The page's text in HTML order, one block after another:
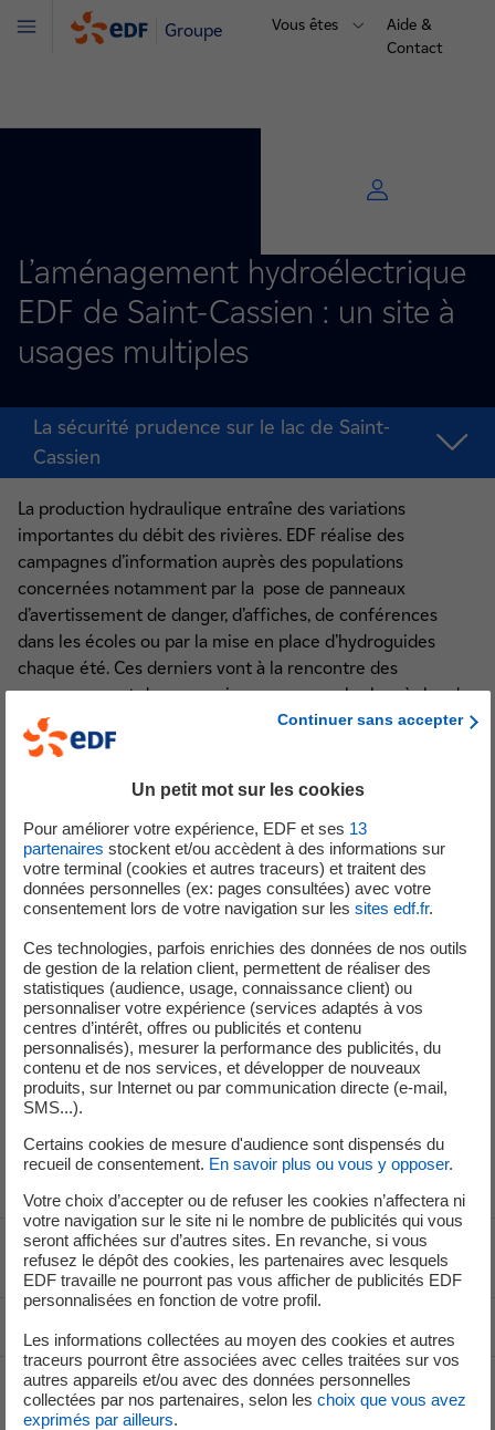
Groupe Vous êtes
Aide &
Contact
Menu
L’aménagement hydroélectrique
EDF de Saint-Cassien : un site à
usages multiples
La sécurité prudence sur le lac de Saint-
Cassien
La production hydraulique entraîne des variations
importantes du débit des rivières. EDF réalise des
campagnes d’information auprès des populations
concernées notamment par la pose de panneaux
d’avertissement de danger, d’affiches, de conférences
dans les écoles ou par la mise en place d’hydroguides
chaque été. Ces derniers vont à la rencontre des
promeneurs et des vacanciers pour rappeler les règles de
prudence à respecter.
les règles de prudence élémentaire au bord de ces
cours d’eau
Bruno Conty
Voir le fil d'ariane
Continuer sans accepter
Un petit mot sur les cookies
Pour améliorer votre expérience, EDF et ses 13
partenaires stockent et/ou accèdent à des informations sur
votre terminal (cookies et autres traceurs) et traitent des
données personnelles (ex: pages consultées) avec votre
consentement lors de votre navigation sur les sites edf.fr.
Ces technologies, parfois enrichies des données de nos outils
de gestion de la relation client, permettent de réaliser des
statistiques (audience, usage, connaissance client) ou
personnaliser votre expérience (services adaptés à vos
centres d’intérêt, offres ou publicités et contenu
personnalisés), mesurer la performance des publicités, du
contenu et de nos services, et développer de nouveaux
produits, sur Internet ou par communication directe (e-mail,
SMS...).
Certains cookies de mesure d'audience sont dispensés du
recueil de consentement. En savoir plus ou vous y opposer.
Votre choix d’accepter ou de refuser les cookies n’affectera ni
votre navigation sur le site ni le nombre de publicités qui vous
seront affichées sur d’autres sites. En revanche, si vous
refusez le dépôt des cookies, les partenaires avec lesquels
EDF travaille ne pourront pas vous afficher de publicités EDF
personnalisées en fonction de votre profil.
Les informations collectées au moyen des cookies et autres
traceurs pourront être associées avec celles traitées sur vos
autres appareils et/ou avec des données personnelles
collectées par nos partenaires, selon les choix que vous avez
exprimés par ailleurs.